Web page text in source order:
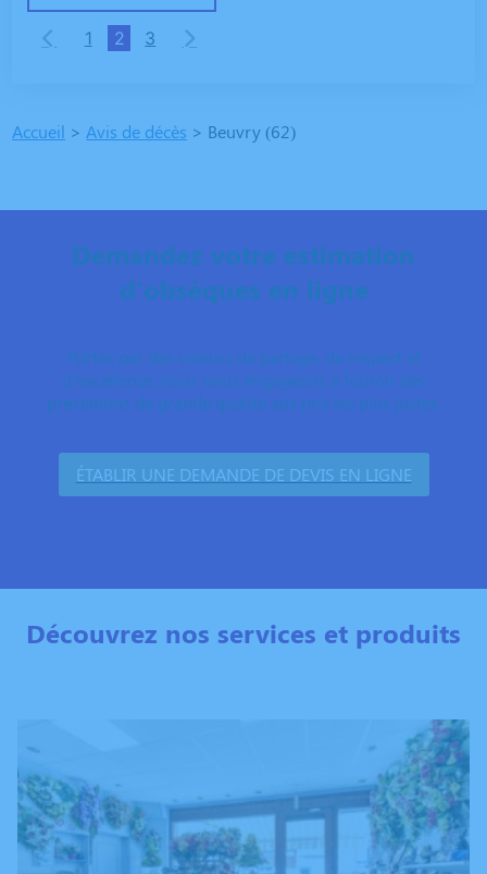
1 2 3
Accueil > Avis de décès > Beuvry (62)
Demandez votre estimation
d'obsèques en ligne
Portés par des valeurs de partage, de respect et
d’excellence, nous nous engageons à fournir des
prestations de grande qualité aux prix les plus justes.
ÉTABLIR UNE DEMANDE DE DEVIS EN LIGNE
Découvrez nos services et produits